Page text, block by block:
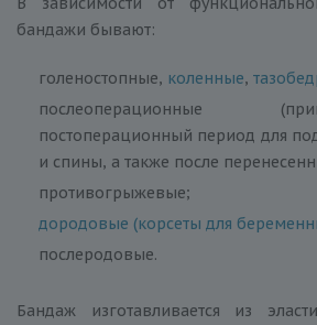
бандажи бывают:
голеностопные, коленные,
послеоперационные
постоперационный период для
и спины, а также после
противогрыжевые;
дородовые (корсеты для
послеродовые.
Бандаж изготавливается из